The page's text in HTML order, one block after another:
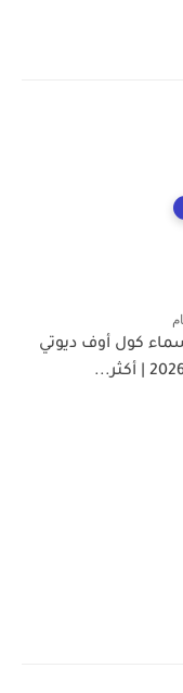
كول أوف ديوتي